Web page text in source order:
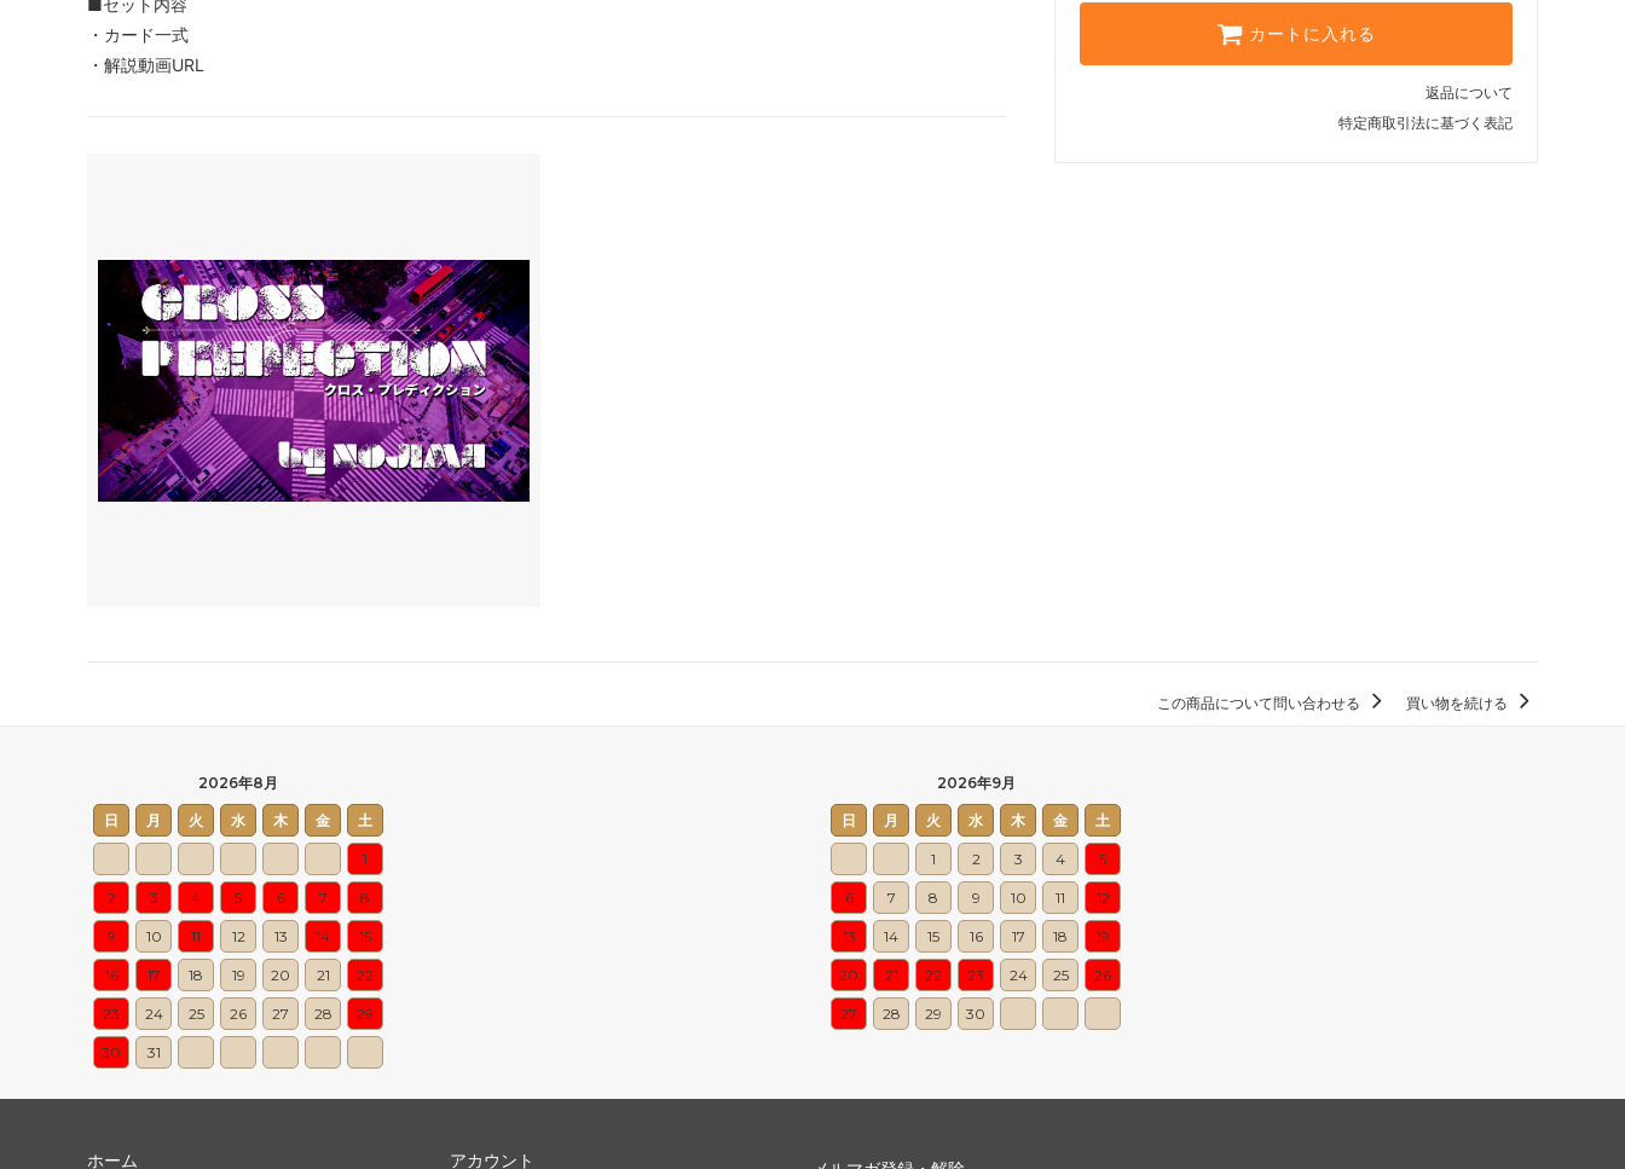
カートに入れる
返品について
特定商取引法に基づく表記
■セット内容
・カード一式
・解説動画URL
この商品について問い合わせる 買い物を続ける
2026年8月
日 月 火 水 木 金 土
1
2 3 4 5 6 7 8
9 10 11 12 13 14 15
16 17 18 19 20 21 22
23 24 25 26 27 28 29
30 31
2026年9月
日 月 火 水 木 金 土
1 2 3 4 5
6 7 8 9 10 11 12
13 14 15 16 17 18 19
20 21 22 23 24 25 26
27 28 29 30
ホーム
アカウント